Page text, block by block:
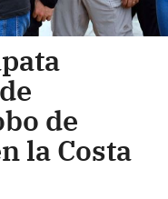
de
la Costa